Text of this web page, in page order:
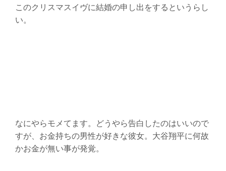
このクリスマスイヴに結婚の申し出をするというらし
い。
なにやらモメてます。どうやら告白したのはいいので
すが、お金持ちの男性が好きな彼女。大谷翔平に何故
かお金が無い事が発覚。